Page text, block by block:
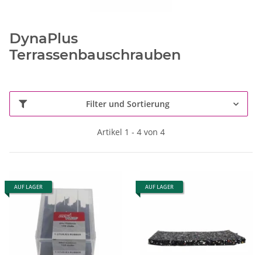
DynaPlus
Terrassenbauschrauben
Filter und Sortierung
Artikel 1 - 4 von 4
AUF LAGER AUF LAGER